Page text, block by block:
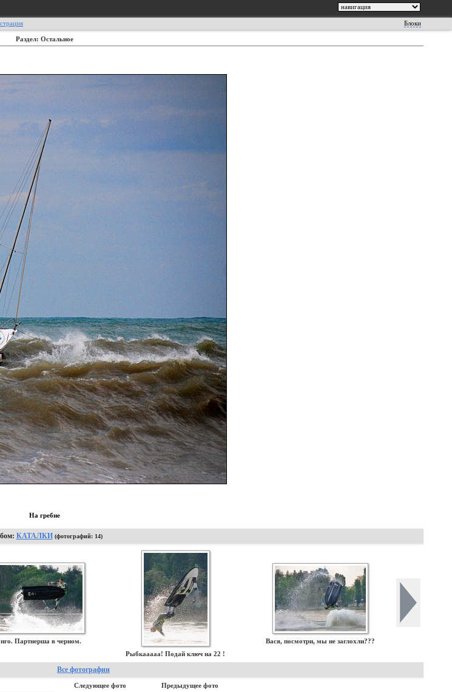
Блоки
Раздел: Остальное
На гребне
КАТАЛКИ (фотографий: 14)
Партнерша в черном.
Рыбкааааа! Подай ключ на 22 !
Вася, посмотри, мы не заглохли???
Все фотографии
Следующее фото Предыдущее фото